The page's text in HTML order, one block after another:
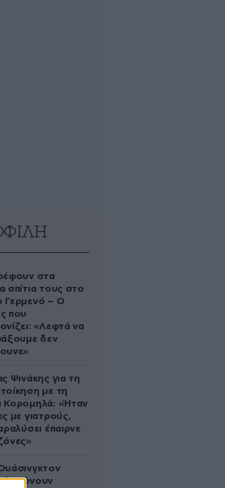
στα
σπίτια τους στο
Γερμενό – Ο
που
«Λεφτά να
δεν
Ψινάκης για τη
με τη
Κορομηλά: «Ήταν
με γιατρούς,
έπαιρνε